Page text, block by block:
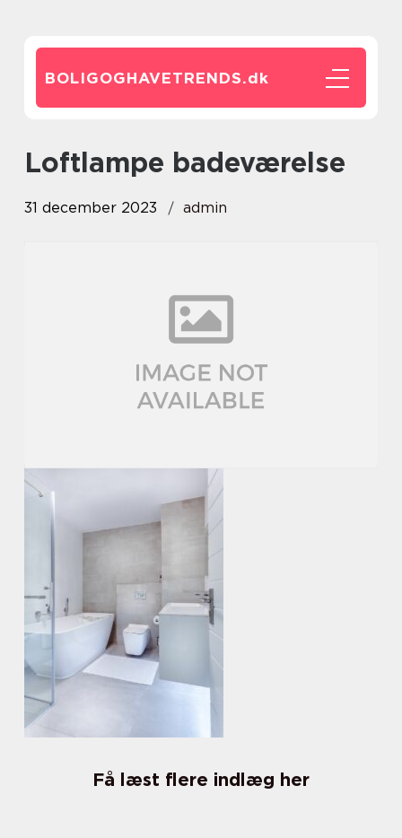
BOLIGOGHAVETRENDS.dk
loftlampe badeværelse
31 december 2023 admin
Få læst flere indlæg her